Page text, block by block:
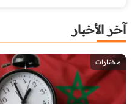
آخر الأخبار
مختارات